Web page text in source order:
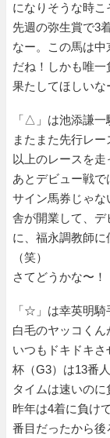
になりそうな時こ
先週の弥生賞で3
なー。この馬は
だね！しかも唯
果たしてほしいな
「△」は池添謙一
またまた先行レ
以上のレースを走
あとデビュー戦
サイン馬券じゃ
舎が開業して、
に、福永調教師
（笑）
さてどうかな〜！
「☆」は幸英明騎
白毛のヤッコく
いつもドキドキ
杯（G3）は13番
タイムは速いのに
昨年は4着に負け
番目だったから後